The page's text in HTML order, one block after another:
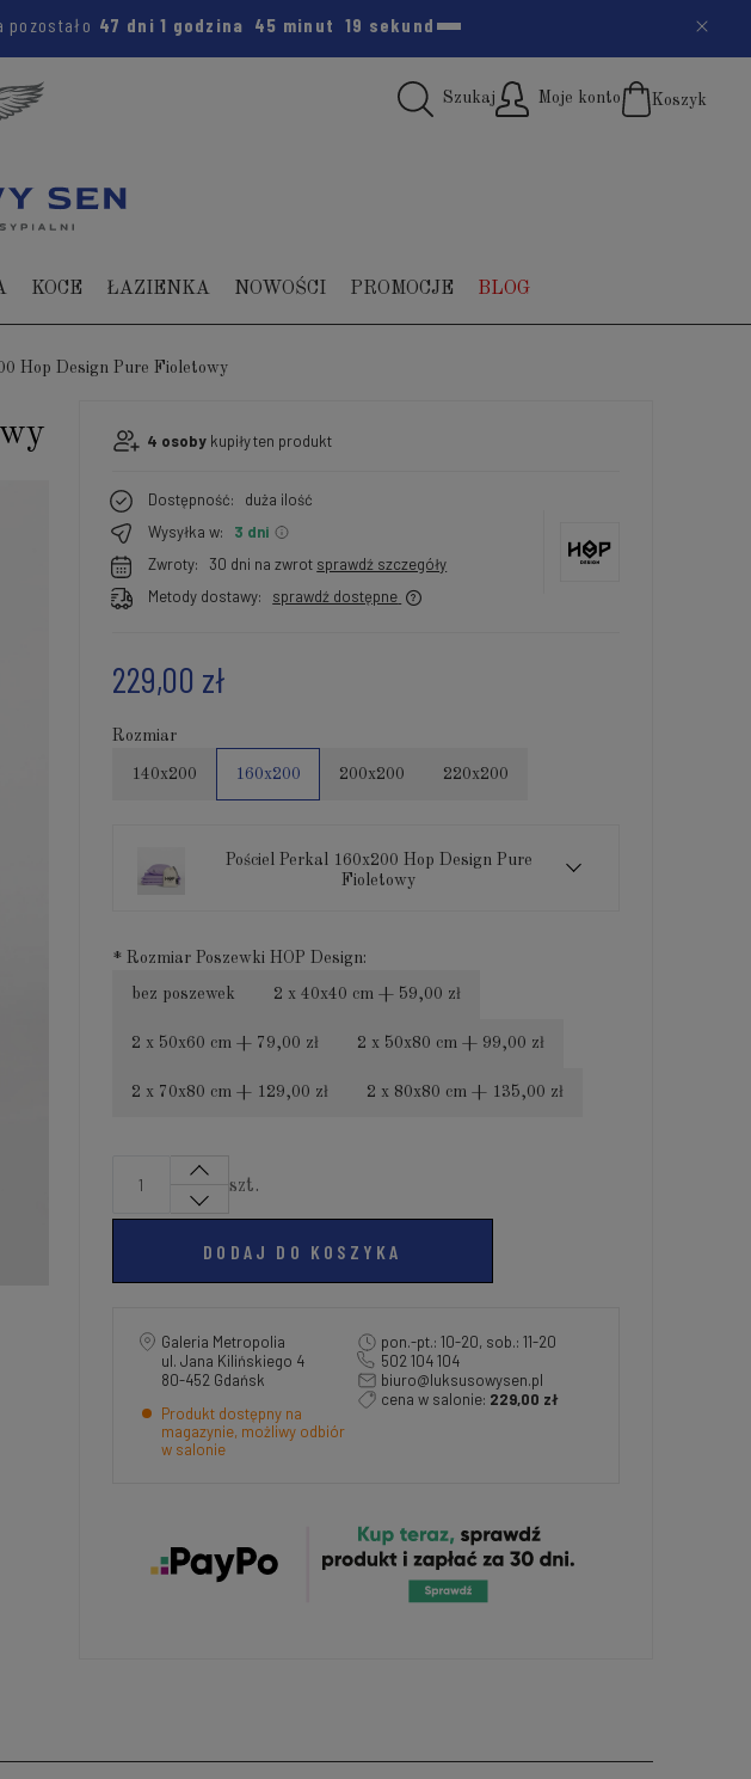
pozostało 47 dni 1 godzina 45 minut 18 sekund
Szukaj Moje konto Koszyk
KOCE ŁAZIENKA NOWOŚCI PROMOCJE BLOG
Hop Design Pure Fioletowy
4 osobykupiłyten produkt
Dostępność:
duża ilość
Wysyłka w:
3 dni
Zwroty:
30 dni na zwrot sprawdź szczegóły
Metody dostawy:
sprawdź dostępne
229,00 zł
Rozmiar
140x200 160x200 200x200 220x200
Pościel Perkal 160x200 Hop Design Pure
Fioletowy
*Rozmiar Poszewki HOP Design:
bez poszewek 2 x 40x40 cm + 59,00 zł
2 x 50x60 cm + 79,00 zł 2 x 50x80 cm + 99,00 zł
2 x 70x80 cm + 129,00 zł 2 x 80x80 cm + 135,00 zł
szt.
DODAJ DO KOSZYKA
Galeria Metropolia
ul. Jana Kilińskiego 4
80-452 Gdańsk
Produkt dostępny na
magazynie, możliwy odbiór
w salonie
pon.-pt.: 10-20, sob.: 11-20
502 104 104
biuro@luksusowysen.pl
cena w salonie: 229,00 zł